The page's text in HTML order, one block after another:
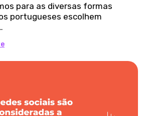
para as diversas formas
portugueses escolhem